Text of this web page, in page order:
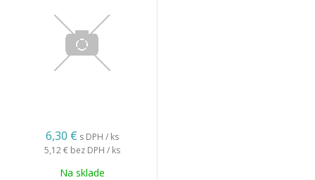
6,30 € s DPH / ks
5,12 € bez DPH / ks
Na sklade